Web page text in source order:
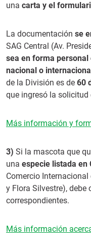
una carta y el
La documentación se
SAG Central (Av.
sea en forma
nacional o
de la División es de 60
que ingresó la
Más información y
3) Si la mascota que
una especie listada en
Comercio
y Flora Silvestre), debe
correspondientes.
Más información